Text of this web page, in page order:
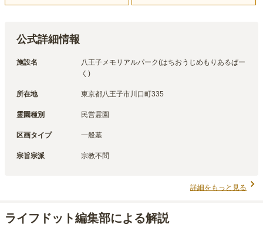
公式詳細情報
施設名
八王子メモリアルパーク(はちおうじめもりあるぱー
く)
所在地 東京都八王子市川口町335
霊園種別 民営霊園
区画タイプ 一般墓
宗旨宗派 宗教不問
詳細をもっと見る
ライフドット編集部による解説